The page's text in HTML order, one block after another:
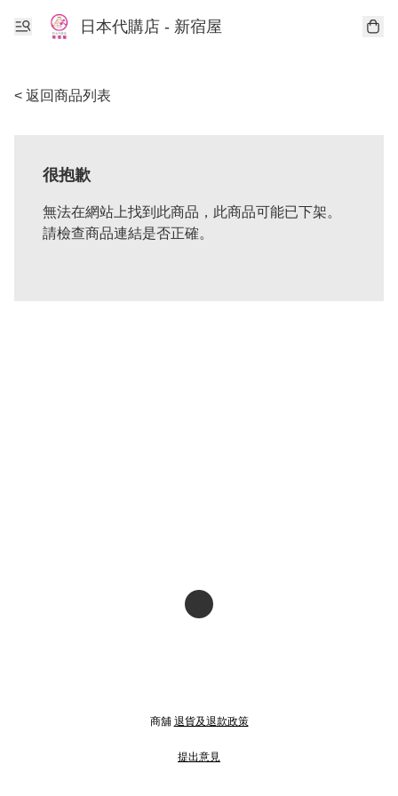
日本代購店 - 新宿屋
< 返回商品列表
很抱歉
無法在網站上找到此商品，此商品可能已下架。
請檢查商品連結是否正確。
商舖 退貨及退款政策
提出意見